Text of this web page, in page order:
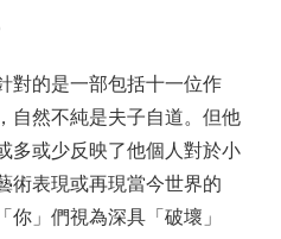
對的是一部包括十一位作
自然不純是夫子自道。但他
多或少反映了他個人對於小
術表現或再現當今世界的
你」們視為深具「破壞」